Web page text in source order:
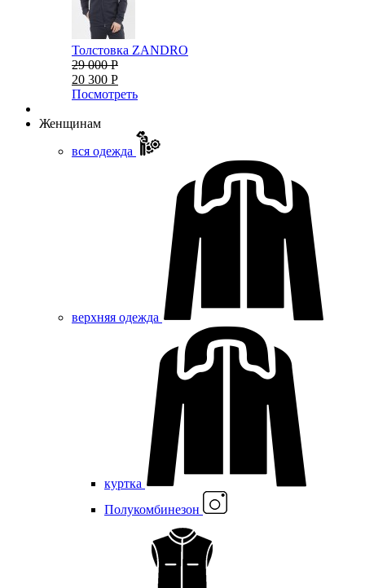
Толстовка ZANDRO
29 000 Р
20 300 Р
Посмотреть
Женщинам
вся одежда
верхняя одежда
куртка
Полукомбинезон